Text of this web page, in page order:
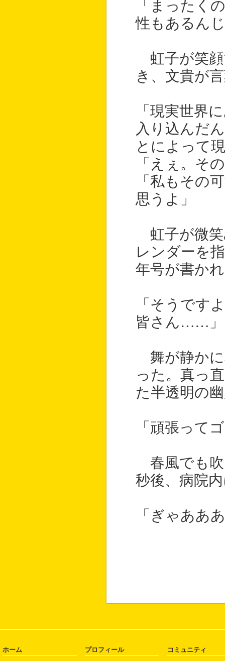
「まったく
性もあるん
虹子が笑顔
き、文貴が
「現実世界
入り込んだ
とによって
「えぇ。そ
「私もその
思うよ」
虹子が微笑
レンダーを
年号が書か
「そうです
皆さん……」
舞が静かに
った。真っ
た半透明の
「頑張って
春風でも吹
秒後、病院
「ぎゃああ
ホーム プロフィール コミュニティ